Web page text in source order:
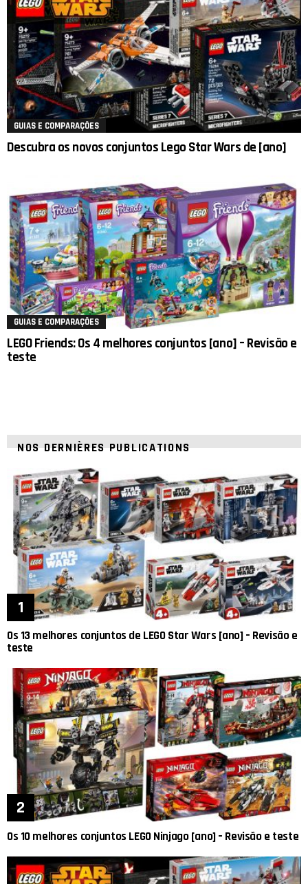
GUIAS E COMPARAÇÕES
Descubra os novos conjuntos Lego Star Wars de [ano]
GUIAS E COMPARAÇÕES
LEGO Friends: Os 4 melhores conjuntos [ano] – Revisão e
teste
NOS DERNIÈRES PUBLICATIONS
Os 13 melhores conjuntos de LEGO Star Wars [ano] – Revisão e
teste
Os 10 melhores conjuntos LEGO Ninjago [ano] – Revisão e teste